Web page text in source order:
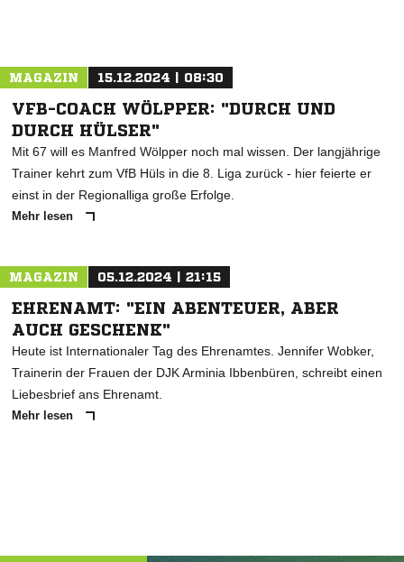
MAGAZIN 15.12.2024 | 08:30
VFB-COACH WÖLPPER: "DURCH UND
DURCH HÜLSER"
Mit 67 will es Manfred Wölpper noch mal wissen. Der langjährige
Trainer kehrt zum VfB Hüls in die 8. Liga zurück - hier feierte er
einst in der Regionalliga große Erfolge.
Mehr lesen
MAGAZIN 05.12.2024 | 21:15
EHRENAMT: "EIN ABENTEUER, ABER
AUCH GESCHENK"
Heute ist Internationaler Tag des Ehrenamtes. Jennifer Wobker,
Trainerin der Frauen der DJK Arminia Ibbenbüren, schreibt einen
Liebesbrief ans Ehrenamt.
Mehr lesen